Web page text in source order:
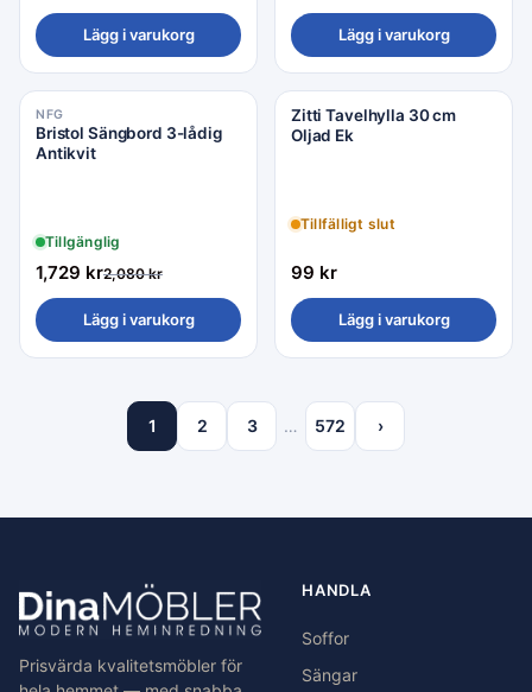
Lägg i varukorg Lägg i varukorg
Rea −17%
NFG
Bristol Sängbord 3-lådig
Antikvit
Tillgänglig
1,729 kr2,080kr
Lägg i varukorg
Zitti Tavelhylla 30 cm
Oljad Ek
Tillfälligt slut
99 kr
Lägg i varukorg
1 2 3 … 572 ›
Prisvärda kvalitetsmöbler för
HANDLA
Soffor
Sängar